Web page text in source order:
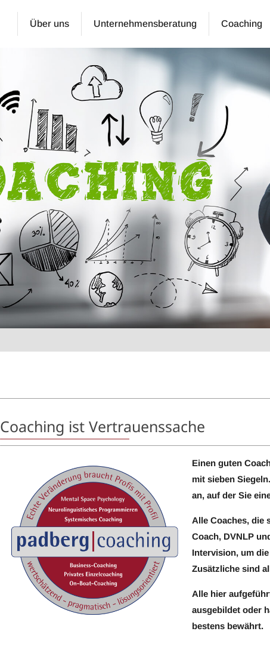
Über uns Unternehmensberatung Coaching
Coaching ist Vertrauenssache
Einen guten
mit sieben
an, auf der Sie
Alle Coaches, die
Coach, DVNLP
Intervision, um
Zusätzliche sind
Alle hier
ausgebildet oder
bestens bewährt.